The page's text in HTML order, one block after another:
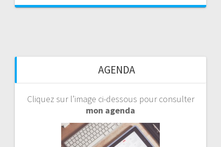
AGENDA
Cliquez sur l’image ci-dessous pour consulter
mon agenda